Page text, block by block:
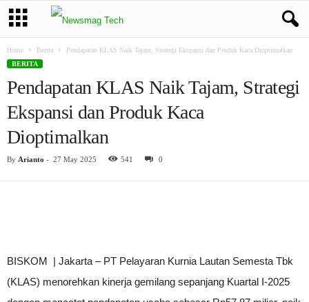
Home Berita
Pendapatan KLAS Naik Tajam, Strategi Ekspansi dan Produk Kaca Dioptimalkan
BERITA
Pendapatan KLAS Naik Tajam, Strategi
Ekspansi dan Produk Kaca
Dioptimalkan
By Arianto - 27 May 2025 541 0
BISKOM | Jakarta – PT Pelayaran Kurnia Lautan Semesta Tbk
(KLAS) menorehkan kinerja gemilang sepanjang Kuartal I-2025